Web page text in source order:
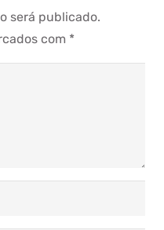
será publicado.
com *